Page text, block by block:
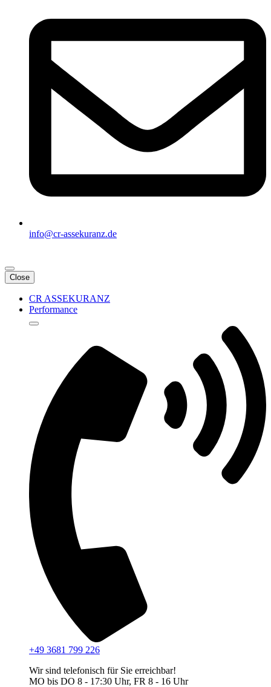
info@cr-assekuranz.de
Close
CR ASSEKURANZ
Performance
+49 3681 799 226
Wir sind telefonisch für Sie erreichbar!
MO bis DO 8 - 17:30 Uhr, FR 8 - 16 Uhr